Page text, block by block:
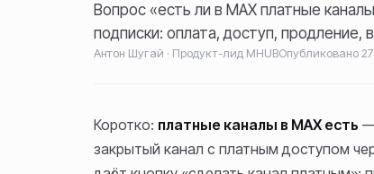
Вопрос «есть ли в MAX платные
подписки: оплата, доступ, продление,
Антон Шугай · Продукт-лид MHUBОпубликовано
Коротко: платные каналы в MAX есть —
закрытый канал с платным доступом